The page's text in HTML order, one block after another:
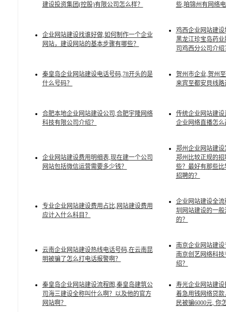
建设投资集团(控股)有限公司怎么样？
些,咱锦州有网络
企业网站建设找谁好做,如何制作一个企业
网站，建设网站的基本步骤有哪些？
鸡西企业网站建设
黑龙江珍宝岛药业
司鸡西分公司介绍
秦皇岛企业网站建设电话号码,78开头的是
什么号码？
贺州市企业,贺州
来宾至都安貝线路
合肥本地企业网站建设公司,合肥宇隆网络
科技有限公司介绍？
传统企业网站建设
企业网络直播怎么
企业网站建设费用明细表,现在建一个公司
网站包括微信运营需要多少钱？
郑州企业网站建设
郑州比较正规的招
些？最好有那些比
招聘的？
专业企业网站建设费用占比,网站建设费用
应计入什么科目？
企业网站建设全流
圳网站建设的一般
的？
云南企业网站建设热线电话号码,在云南昆
明被骗了怎么打电话报警啊？
南京企业网站建设
南京创艺网络科
绍？
秦皇岛企业网站建设流程图,秦皇岛建筑公
司海三建设全称叫什么啊？以及他的官方
网站啊？
寿光企业网站建设
着急用钱网络贷款
民被骗6000元, 你